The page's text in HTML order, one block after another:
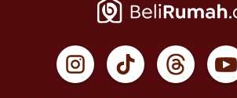
Properti Dijual di Jakarta Pusat >
Properti Dijual di Gambir >
Properti Dijual di Johar Baru >